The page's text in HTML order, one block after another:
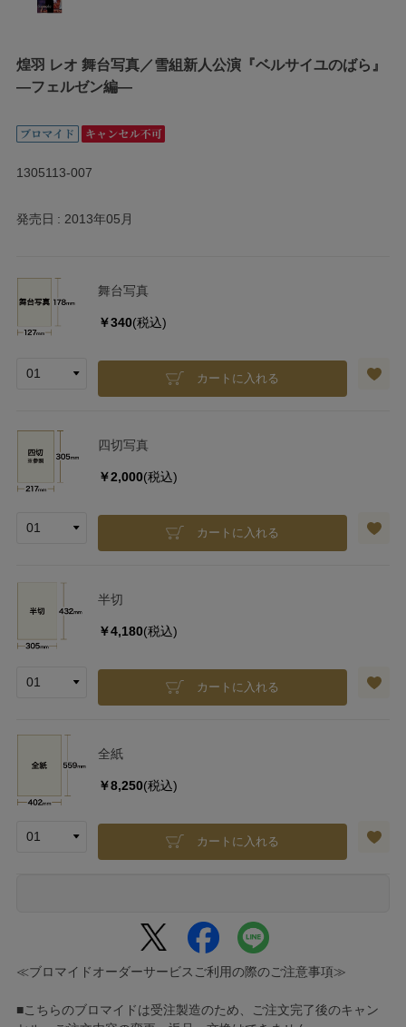
煌羽 レオ 舞台写真／雪組新人公演『ベルサイユのばら』
―フェルゼン編―
1305113-007
発売日 2013年05月
舞台写真
￥340(税込)
カートに入れる
四切写真
￥2,000(税込)
カートに入れる
半切
￥4,180(税込)
カートに入れる
全紙
￥8,250(税込)
カートに入れる
≪ブロマイドオーダーサービスご利用の際のご注意事項≫
■こちらのブロマイドは受注製造のため、ご注文完了後のキャン